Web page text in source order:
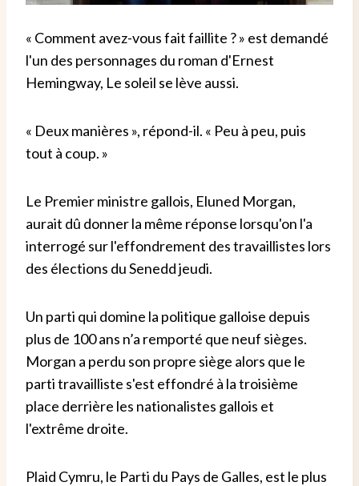
« Comment avez-vous fait faillite ? » est demandé
l'un des personnages du roman d'Ernest
Hemingway, Le soleil se lève aussi.
« Deux manières », répond-il. « Peu à peu, puis
tout à coup. »
Le Premier ministre gallois, Eluned Morgan,
aurait dû donner la même réponse lorsqu'on l'a
interrogé sur l'effondrement des travaillistes lors
des élections du Senedd jeudi.
Un parti qui domine la politique galloise depuis
plus de 100 ans n’a remporté que neuf sièges.
Morgan a perdu son propre siège alors que le
parti travailliste s'est effondré à la troisième
place derrière les nationalistes gallois et
l'extrême droite.
Plaid Cymru, le Parti du Pays de Galles, est le plus